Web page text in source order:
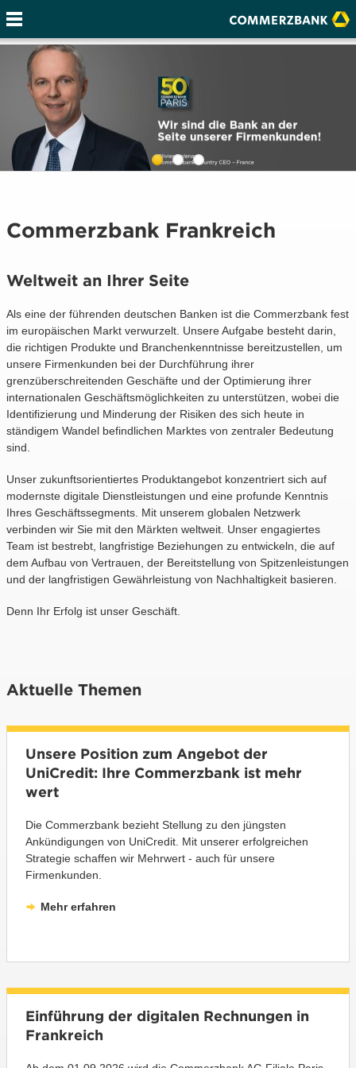
Commerzbank Frankreich
Weltweit an Ihrer Seite
Als eine der führenden deutschen Banken ist die Commerzbank fest
im europäischen Markt verwurzelt. Unsere Aufgabe besteht darin,
die richtigen Produkte und Branchenkenntnisse bereitzustellen, um
unsere Firmenkunden bei der Durchführung ihrer
grenzüberschreitenden Geschäfte und der Optimierung ihrer
internationalen Geschäftsmöglichkeiten zu unterstützen, wobei die
Identifizierung und Minderung der Risiken des sich heute in
ständigem Wandel befindlichen Marktes von zentraler Bedeutung
sind.
Unser zukunftsorientiertes Produktangebot konzentriert sich auf
modernste digitale Dienstleistungen und eine profunde Kenntnis
Ihres Geschäftssegments. Mit unserem globalen Netzwerk
verbinden wir Sie mit den Märkten weltweit. Unser engagiertes
Team ist bestrebt, langfristige Beziehungen zu entwickeln, die auf
dem Aufbau von Vertrauen, der Bereitstellung von Spitzenleistungen
und der langfristigen Gewährleistung von Nachhaltigkeit basieren.
Denn Ihr Erfolg ist unser Geschäft.
Aktuelle Themen
Unsere Position zum Angebot der
UniCredit: Ihre Commerzbank ist mehr
wert
Die Commerzbank bezieht Stellung zu den jüngsten
Ankündigungen von UniCredit. Mit unserer erfolgreichen
Strategie schaffen wir Mehrwert - auch für unsere
Firmenkunden.
Mehr erfahren
Einführung der digitalen Rechnungen in
Frankreich